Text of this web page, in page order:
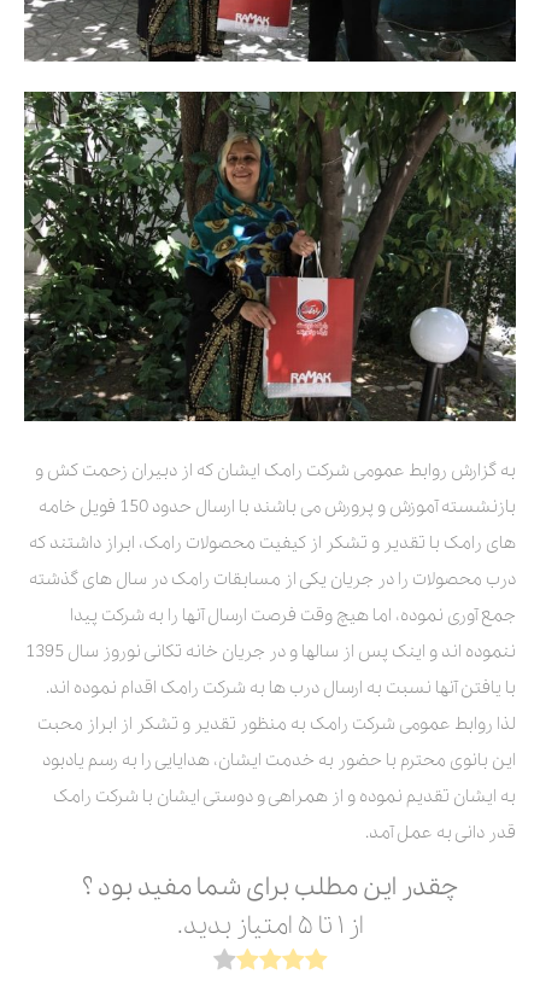
به گزارش روابط عمومی شرکت رامک ایشان که از دبیران زحمت کش و
بازنشسته آموزش و پرورش می باشند با ارسال حدود 150 فویل خامه
های رامک با تقدیر و تشکر از کیفیت محصولات رامک، ابراز داشتند که
درب محصولات را در جریان یکی از مسابقات رامک در سال های گذشته
جمع آوری نموده، اما هیچ وقت فرصت ارسال آنها را به شرکت پیدا
ننموده اند و اینک پس از سالها و در جریان خانه تکانی نوروز سال 1395
با یافتن آنها نسبت به ارسال درب ها به شرکت رامک اقدام نموده اند.
لذا روابط عمومی شرکت رامک به منظور تقدیر و تشکر از ابراز محبت
این بانوی محترم با حضور به خدمت ایشان، هدایایی را به رسم یادبود
به ایشان تقدیم نموده و از همراهی و دوستی ایشان با شرکت رامک
قدر دانی به عمل آمد.
چقدر این مطلب برای شما مفید بود ؟
از ۱ تا ۵ امتیاز بدید.